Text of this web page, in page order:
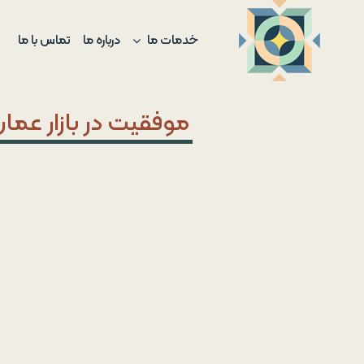
content
خدمات ما درباره ما تماس با ما
موفقیت در بازار